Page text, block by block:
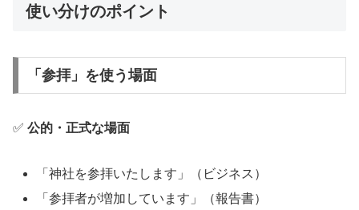
使い分けのポイント
「参拝」を使う場面
✅ 公的・正式な場面
「神社を参拝いたします」（ビジネス）
「参拝者が増加しています」（報告書）